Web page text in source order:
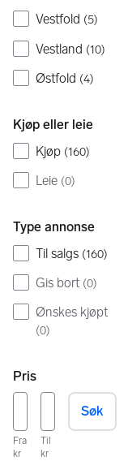
Vestfold (5)
Vestland (10)
Østfold (4)
Kjøp eller leie
Kjøp (160)
Leie (0)
Type annonse
Til salgs (160)
Gis bort (0)
Ønskes kjøpt
(0)
Pris
Fra
kr
Til
kr
Søk